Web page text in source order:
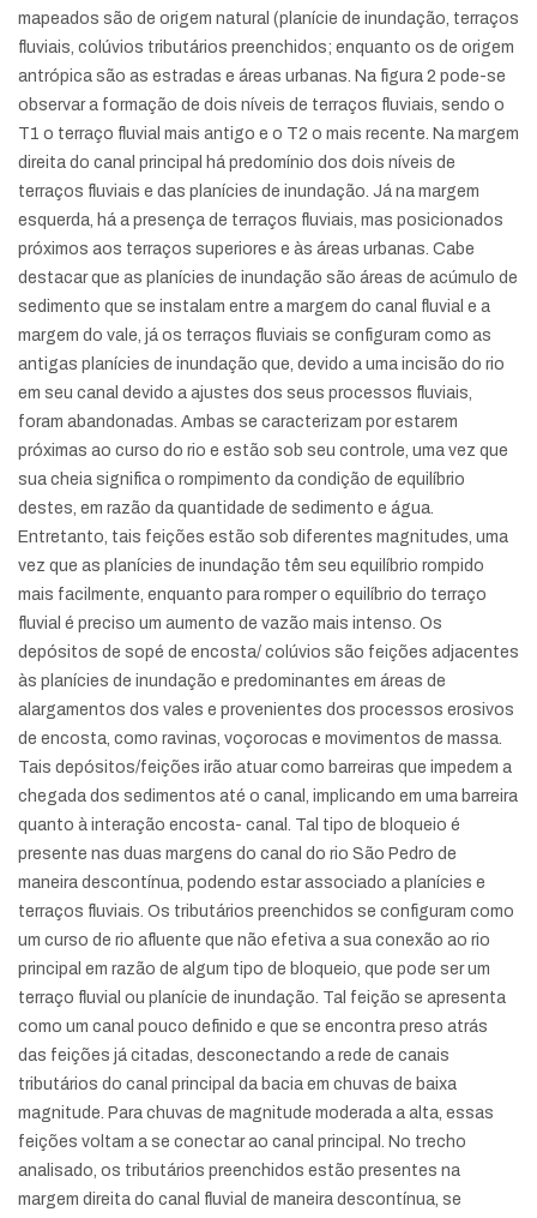
mapeados são de origem natural (planície de inundação, terraços
fluviais, colúvios tributários preenchidos; enquanto os de origem
antrópica são as estradas e áreas urbanas. Na figura 2 pode-se
observar a formação de dois níveis de terraços fluviais, sendo o
T1 o terraço fluvial mais antigo e o T2 o mais recente. Na margem
direita do canal principal há predomínio dos dois níveis de
terraços fluviais e das planícies de inundação. Já na margem
esquerda, há a presença de terraços fluviais, mas posicionados
próximos aos terraços superiores e às áreas urbanas. Cabe
destacar que as planícies de inundação são áreas de acúmulo de
sedimento que se instalam entre a margem do canal fluvial e a
margem do vale, já os terraços fluviais se configuram como as
antigas planícies de inundação que, devido a uma incisão do rio
em seu canal devido a ajustes dos seus processos fluviais,
foram abandonadas. Ambas se caracterizam por estarem
próximas ao curso do rio e estão sob seu controle, uma vez que
sua cheia significa o rompimento da condição de equilíbrio
destes, em razão da quantidade de sedimento e água.
Entretanto, tais feições estão sob diferentes magnitudes, uma
vez que as planícies de inundação têm seu equilíbrio rompido
mais facilmente, enquanto para romper o equilíbrio do terraço
fluvial é preciso um aumento de vazão mais intenso. Os
depósitos de sopé de encosta/ colúvios são feições adjacentes
às planícies de inundação e predominantes em áreas de
alargamentos dos vales e provenientes dos processos erosivos
de encosta, como ravinas, voçorocas e movimentos de massa.
Tais depósitos/feições irão atuar como barreiras que impedem a
chegada dos sedimentos até o canal, implicando em uma barreira
quanto à interação encosta- canal. Tal tipo de bloqueio é
presente nas duas margens do canal do rio São Pedro de
maneira descontínua, podendo estar associado a planícies e
terraços fluviais. Os tributários preenchidos se configuram como
um curso de rio afluente que não efetiva a sua conexão ao rio
principal em razão de algum tipo de bloqueio, que pode ser um
terraço fluvial ou planície de inundação. Tal feição se apresenta
como um canal pouco definido e que se encontra preso atrás
das feições já citadas, desconectando a rede de canais
tributários do canal principal da bacia em chuvas de baixa
magnitude. Para chuvas de magnitude moderada a alta, essas
feições voltam a se conectar ao canal principal. No trecho
analisado, os tributários preenchidos estão presentes na
margem direita do canal fluvial de maneira descontínua, se